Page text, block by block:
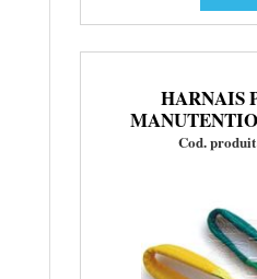
HARNAIS
Cod.